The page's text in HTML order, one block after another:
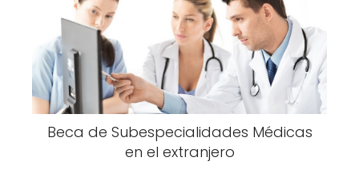
Beca de Subespecialidades Médicas
en el extranjero